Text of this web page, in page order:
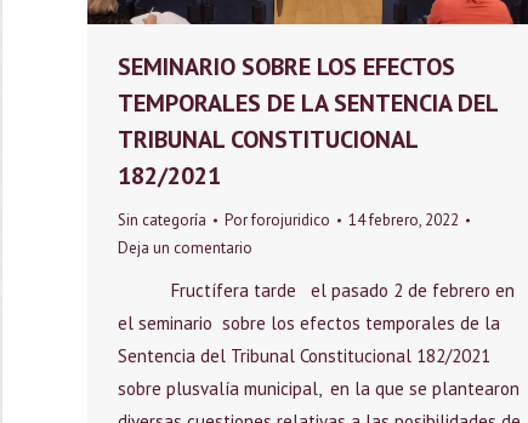
SEMINARIO SOBRE LOS EFECTOS
TEMPORALES DE LA SENTENCIA DEL
TRIBUNAL CONSTITUCIONAL
182/2021
Sin categoría Porforojuridico
14 febrero, 2022
Deja un comentario
Fructífera tarde el pasado 2 de febrero en
el seminario sobre los efectos temporales de la
Sentencia del Tribunal Constitucional 182/2021
sobre plusvalía municipal, en la que se plantearon